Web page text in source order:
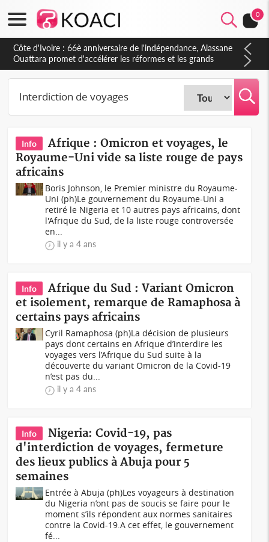
0
Côte d'Ivoire : 66è anniversaire de l'indépendance, Alassane
Ouattara promet d'accélérer les réformes et les grands
investissements pour une nation plus forte et plus prospère
Info
Afrique : Omicron et voyages, le
Royaume-Uni vide sa liste rouge de pays
africains
Boris Johnson, le Premier ministre du Royaume-
Uni (ph)Le gouvernement du Royaume-Uni a
retiré le Nigeria et 10 autres pays africains, dont
l'Afrique du Sud, de la liste rouge controversée
en...
il y a 4 ans
Info
Afrique du Sud : Variant Omicron
et isolement, remarque de Ramaphosa à
certains pays africains
Cyril Ramaphosa (ph)La décision de plusieurs
pays dont certains en Afrique d’interdire les
voyages vers l’Afrique du Sud suite à la
découverte du variant Omicron de la Covid-19
n’est pas du...
il y a 4 ans
Info
Nigeria: Covid-19, pas
d'interdiction de voyages, fermeture
des lieux publics à Abuja pour 5
semaines
Entrée à Abuja (ph)Les voyageurs à destination
du Nigeria n’ont pas de soucis se faire pour le
moment s’ils répondent aux normes sanitaires
contre la Covid-19.A cet effet, le gouvernement
fé...